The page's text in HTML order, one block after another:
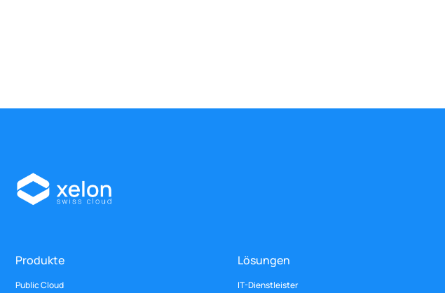
Produkte
Public Cloud
Lösungen
IT-Dienstleister